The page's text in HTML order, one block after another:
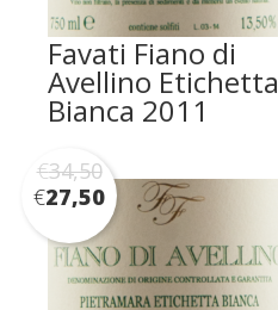
Favati Fiano di
Avellino Etichetta
Bianca 2011
€34,50
€27,50